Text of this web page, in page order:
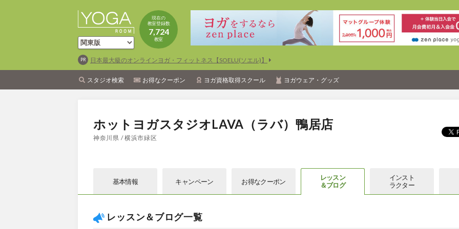
現在の
教室登録数
7,724
教室
日本最大級のオンラインヨガ・フィットネス【SOELU(ソエル)】
スタジオ検索 お得なクーポン ヨガ資格取得スクール ヨガウェア・グッズ
ホットヨガスタジオLAVA（ラバ）鴨居店
神奈川県 / 横浜市緑区
基本情報 キャンペーン お得なクーポン
レッスン
＆ブログ
インスト
ラクター
レッスン＆ブログ一覧